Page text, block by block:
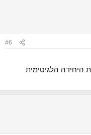
#6
היחידה הלגיטימית